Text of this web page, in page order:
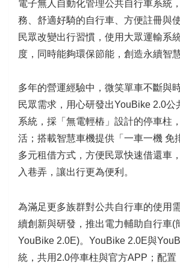
電子無人自動化管理公共自行車系統
務、舒適好騎的自行車、方便註冊與
民眾改變出行習慣，使用大眾運輸系
度，同時能夠環保節能，創造永續智
多年的營運經驗中，微笑單車不斷與
民眾需求，用心研發出YouBike 2.0公
系統，採「無電輕樁」設計的停車柱
活；搭載智慧車機提供「一車一機 免
多元租借方式，方便民眾快速借還車
入巷弄，讓出行更為便利。
為滿足更多族群對公共自行車的使用
續創新與研發，推出電力輔助自行車(
YouBike 2.0E)。YouBike 2.0E與
統，共用2.0停車柱與官方APP；配置